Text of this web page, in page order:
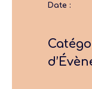
Date :